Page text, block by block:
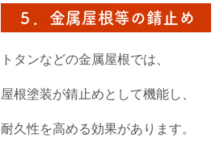
５．金属屋根等の錆止め
トタンなどの金属屋根では、
屋根塗装が錆止めとして機能し、
耐久性を高める効果があります。